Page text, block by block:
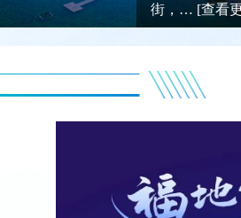
街，… [查看